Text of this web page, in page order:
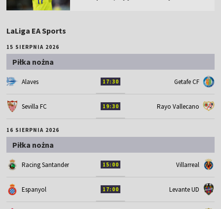
LaLiga EA Sports
15 SIERPNIA 2026
Piłka nożna
Alaves 17:30 Getafe CF
Sevilla FC 19:30 Rayo Vallecano
16 SIERPNIA 2026
Piłka nożna
Racing Santander 15:00 Villarreal
Espanyol 17:00 Levante UD